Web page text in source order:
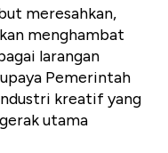
meresahkan,
menghambat
larangan
Pemerintah
kreatif yang
utama